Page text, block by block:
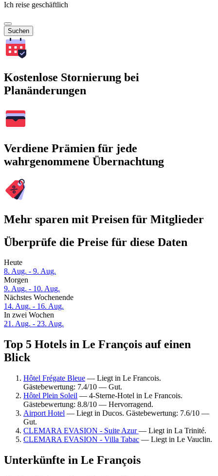
Ich reise geschäftlich
Suchen
Kostenlose Stornierung bei
Planänderungen
Verdiene Prämien für jede
wahrgenommene Übernachtung
Mehr sparen mit Preisen für Mitglieder
Überprüfe die Preise für diese Daten
Heute
8. Aug. - 9. Aug.
Morgen
9. Aug. - 10. Aug.
Nächstes Wochenende
14. Aug. - 16. Aug.
In zwei Wochen
21. Aug. - 23. Aug.
Top 5 Hotels in Le François auf einen
Blick
Hôtel Frégate Bleue — Liegt in Le Francois.
Gästebewertung: 7.4/10 — Gut.
Hôtel Plein Soleil — 4-Sterne-Hotel in Le Francois.
Gästebewertung: 8.8/10 — Hervorragend.
Airport Hotel — Liegt in Ducos. Gästebewertung: 7.6/10 —
Gut.
CLEMARA EVASION - Suite Azur— Liegt in La Trinité.
CLEMARA EVASION - Villa Tabac — Liegt in Le Vauclin.
Unterkünfte in Le François